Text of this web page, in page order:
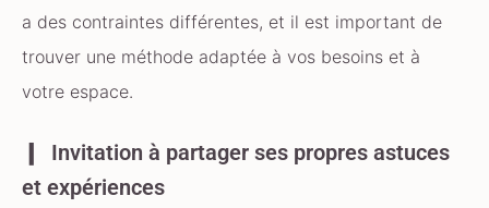
a des contraintes différentes, et il est important de
trouver une méthode adaptée à vos besoins et à
votre espace.
Invitation à partager ses propres astuces
et expériences